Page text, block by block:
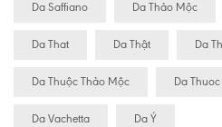
Da Saffiano Da Thảo Mộc
Da That Da Thật Da
Da Thuộc Thảo Mộc Da
Da Vachetta Da Ý